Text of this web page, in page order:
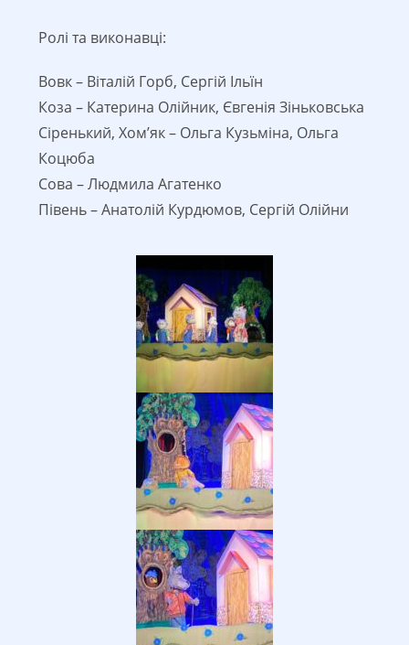
Ролі та виконавці:
Вовк – Віталій Горб, Сергій Ільїн
Коза – Катерина Олійник, Євгенія Зіньковська
Сіренький, Хом’як – Ольга Кузьміна, Ольга
Коцюба
Сова – Людмила Агатенко
Півень – Анатолій Курдюмов, Сергій Олійни